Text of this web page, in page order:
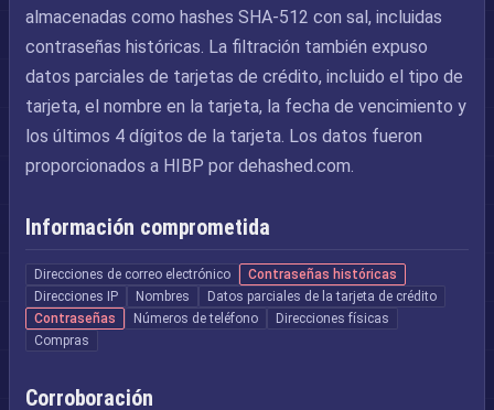
almacenadas como hashes SHA-512 con sal, incluidas
contraseñas históricas. La filtración también expuso
datos parciales de tarjetas de crédito, incluido el tipo de
tarjeta, el nombre en la tarjeta, la fecha de vencimiento y
los últimos 4 dígitos de la tarjeta. Los datos fueron
proporcionados a HIBP por dehashed.com.
Información comprometida
Direcciones de correo electrónico
Contraseñas históricas
Direcciones IP
Nombres
Datos parciales de la tarjeta de crédito
Contraseñas
Números de teléfono
Direcciones físicas
Compras
Corroboración